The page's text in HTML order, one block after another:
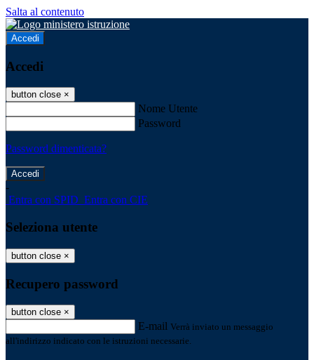
Salta al contenuto
Accedi
Accedi
button close ×
Nome Utente
Password
Password dimenticata?
-
Entra con SPID Entra con CIE
Seleziona utente
button close ×
Recupero password
button close ×
E-mail Verrà inviato un messaggio
all'indirizzo indicato con le istruzioni necessarie.